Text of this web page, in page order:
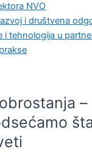
NVO
i društvena
i tehnologija u